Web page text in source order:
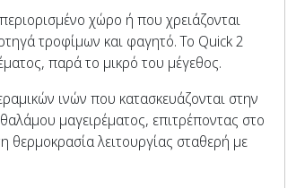
χώρο ή που χρειάζονται
τροφίμων και φαγητό. Το Quick 2
παρά το μικρό του μέγεθος.
ινών που κατασκευάζονται στην
μαγειρέματος, επιτρέποντας στο
θερμοκρασία λειτουργίας σταθερή με